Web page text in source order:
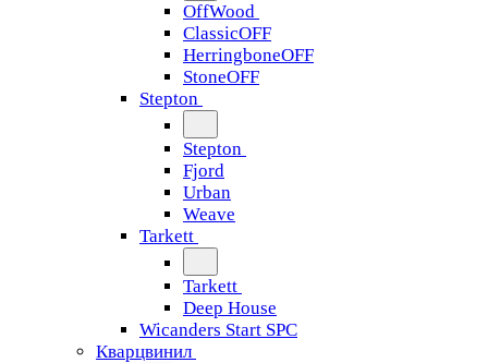
OffWood
ClassicOFF
HerringboneOFF
StoneOFF
Stepton
Stepton
Fjord
Urban
Weave
Tarkett
Tarkett
Deep House
Wicanders Start SPC
Кварцвинил